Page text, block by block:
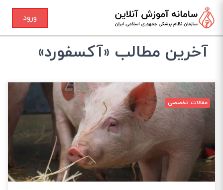
ورود
آخرین مطالب «آکسفورد»
مقالات تخصصی